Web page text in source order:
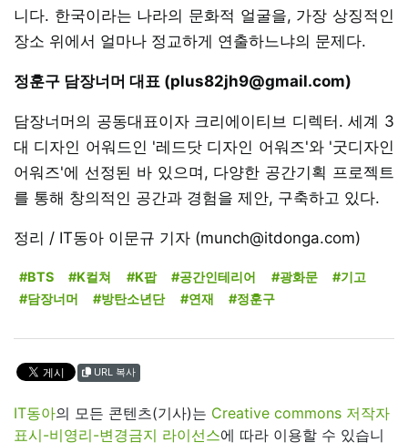
니다. 한국이라는 나라의 문화적 얼굴을, 가장 상징적인
장소 위에서 얼마나 정교하게 연출하느냐의 문제다.
정훈구 담장너머 대표 (plus82jh9@gmail.com)
담장너머의 공동대표이자 크리에이티브 디렉터. 세계 3
대 디자인 어워드인 '레드닷 디자인 어워즈'와 '굿디자인
어워즈'에 선정된 바 있으며, 다양한 공간기획 프로젝트
를 통해 창의적인 공간과 경험을 제안, 구축하고 있다.
정리 / IT동아 이문규 기자 (munch@itdonga.com)
#BTS #K컬쳐 #K팝 #공간인테리어 #광화문
#기고
#담장너머
#방탄소년단 #연재 #정훈구
URL 복사
IT동아의 모든 콘텐츠(기사)는 Creative commons 저작자
표시-비영리-변경금지 라이선스에 따라 이용할 수 있습니